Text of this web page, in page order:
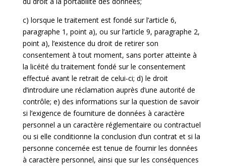
c) lorsque le traitement est fondé sur l’article 6,
paragraphe 1, point a), ou sur l’article 9, paragraphe 2,
point a), l’existence du droit de retirer son
consentement à tout moment, sans porter atteinte à
la licéité du traitement fondé sur le consentement
effectué avant le retrait de celui-ci; d) le droit
d’introduire une réclamation auprès d’une autorité de
contrôle; e) des informations sur la question de savoir
si l’exigence de fourniture de données à caractère
personnel a un caractère réglementaire ou contractuel
ou si elle conditionne la conclusion d’un contrat et si la
personne concernée est tenue de fournir les données
à caractère personnel, ainsi que sur les conséquences